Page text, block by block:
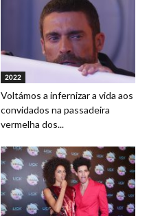
2022
Voltámos a infernizar a vida aos
convidados na passadeira
vermelha dos...